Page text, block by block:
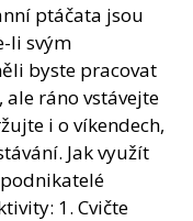
ptáčata jsou
li svým
byste pracovat
ale ráno vstávejte
i o víkendech,
Jak využít
podnikatelé
1. Cvičte